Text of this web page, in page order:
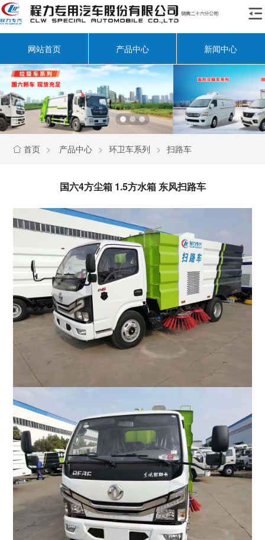

网站首页 产品中心 新闻中心
 首页 > 产品中心 > 环卫车系列 > 扫路车
国六4方尘箱 1.5方水箱 东风扫路车